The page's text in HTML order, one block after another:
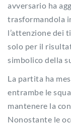
avversario ha
trasformandola
l’attenzione dei
solo per il
simbolico della
La partita ha
entrambe le
mantenere la
Nonostante le